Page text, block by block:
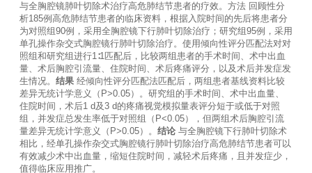
与全胸腔镜肺叶切除术治疗高危肺结节患者的疗效。方法 回顾性分
析185例高危肺结节患者的临床资料，根据入院时间的先后将患者分
为对照组90例，采用全胸腔镜下行肺叶切除治疗；研究组95例，采用
单孔操作杂交式胸腔镜行肺叶切除治疗。使用倾向性评分匹配法对对
照组和研究组进行1∶1匹配后，比较两组患者的手术时间、术中出血
量、术后胸腔引流量、住院时间、术后疼痛评分，以及术后并发症发
生情况。 结果 经倾向性评分匹配法匹配后，两组患者基线资料比较
差异无统计学意义（P>0.05）。研究组的手术时间、术中出血量、
住院时间，术后1 d及3 d的疼痛视觉模拟量表评分短于或低于对照
组，并发症总发生率低于对照组（P<0.05），但两组术后胸腔引流
量差异无统计学意义（P>0.05）。 结论 与全胸腔镜下行肺叶切除术
相比，经单孔操作杂交式胸腔镜行肺叶切除治疗高危肺结节患者可以
有效减少术中出血量，缩短住院时间，减轻术后疼痛，且并发症少，
值得临床应用推广。